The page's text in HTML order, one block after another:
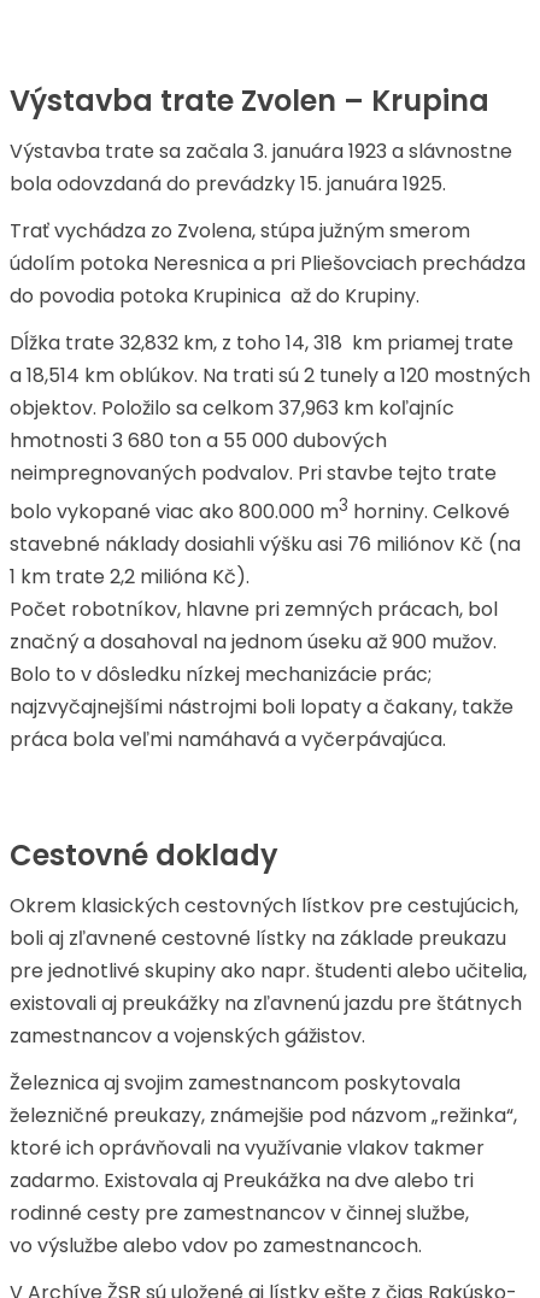
Výstavba trate Zvolen – Krupina
Výstavba trate sa začala 3. januára 1923 a slávnostne
bola odovzdaná do prevádzky 15. januára 1925.
Trať vychádza zo Zvolena, stúpa južným smerom
údolím potoka Neresnica a pri Pliešovciach prechádza
do povodia potoka Krupinica až do Krupiny.
Dĺžka trate 32,832 km, z toho 14, 318 km priamej trate
a 18,514 km oblúkov. Na trati sú 2 tunely a 120 mostných
objektov. Položilo sa celkom 37,963 km koľajníc
hmotnosti 3 680 ton a 55 000 dubových
neimpregnovaných podvalov. Pri stavbe tejto trate
bolo vykopané viac ako 800.000 m3 horniny. Celkové
stavebné náklady dosiahli výšku asi 76 miliónov Kč (na
1 km trate 2,2 milióna Kč).
Počet robotníkov, hlavne pri zemných prácach, bol
značný a dosahoval na jednom úseku až 900 mužov.
Bolo to v dôsledku nízkej mechanizácie prác;
najzvyčajnejšími nástrojmi boli lopaty a čakany, takže
práca bola veľmi namáhavá a vyčerpávajúca.
Cestovné doklady
Okrem klasických cestovných lístkov pre cestujúcich,
boli aj zľavnené cestovné lístky na základe preukazu
pre jednotlivé skupiny ako napr. študenti alebo učitelia,
existovali aj preukážky na zľavnenú jazdu pre štátnych
zamestnancov a vojenských gážistov.
Železnica aj svojim zamestnancom poskytovala
železničné preukazy, známejšie pod názvom „režinka“,
ktoré ich oprávňovali na využívanie vlakov takmer
zadarmo. Existovala aj Preukážka na dve alebo tri
rodinné cesty pre zamestnancov v činnej službe,
vo výslužbe alebo vdov po zamestnancoch.